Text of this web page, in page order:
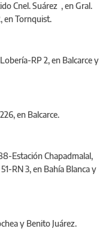
Cnel. Suárez , en Gral.
en Tornquist.
RP 2, en Balcarce y
en Balcarce.
Estación Chapadmalal,
RN 3, en Bahía Blanca y
y Benito Juárez.